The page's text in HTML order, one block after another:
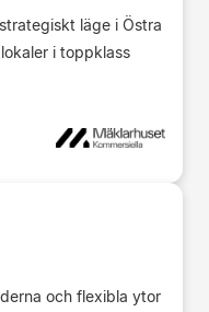
läge i Östra
i toppklass
och flexibla ytor